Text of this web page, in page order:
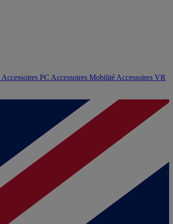
Accessoires PC Accessoires Mobilité Accessoires VR